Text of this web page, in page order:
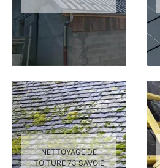
NETTOYAGE DE
TOITURE 73 SAVOIE